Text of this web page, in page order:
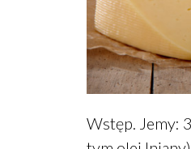
Wstęp. Jemy: